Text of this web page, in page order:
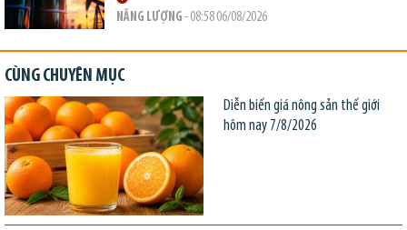
NĂNG LƯỢNG - 08:58 06/08/2026
CÙNG CHUYÊN MỤC
Diễn biến giá nông sản thế giới
hôm nay 7/8/2026